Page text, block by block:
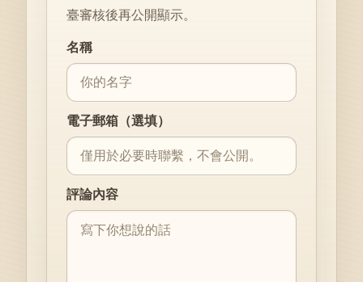
臺審核後再公開顯示。
名稱
電子郵箱（選填）
Website
評論內容